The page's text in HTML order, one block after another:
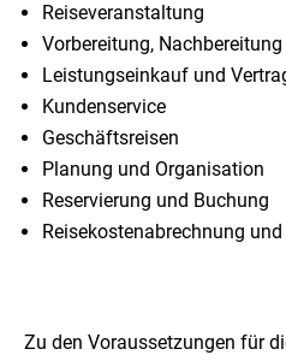
Reiseveranstaltung
Vorbereitung, Nachbereitung
Leistungseinkauf und
Kundenservice
Geschäftsreisen
Planung und Organisation
Reservierung und Buchung
Reisekostenabrechnung
Zu den Voraussetzungen für